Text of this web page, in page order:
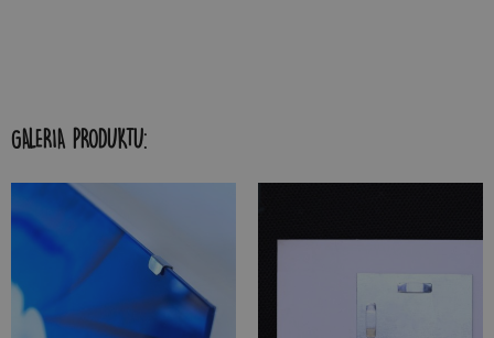
GALERIA PRODUKTU: